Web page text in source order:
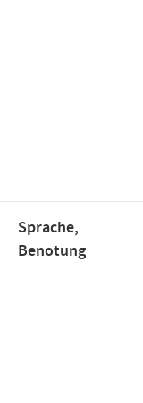
Sprache,
Benotung